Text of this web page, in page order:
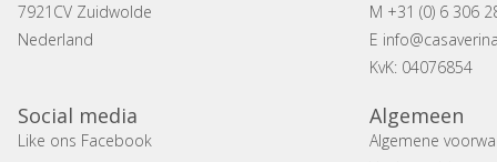
7921CV Zuidwolde
Nederland
M +31 (0) 6 306
E
KvK: 04076854
Social media
Like ons Facebook
Algemeen
Algemene